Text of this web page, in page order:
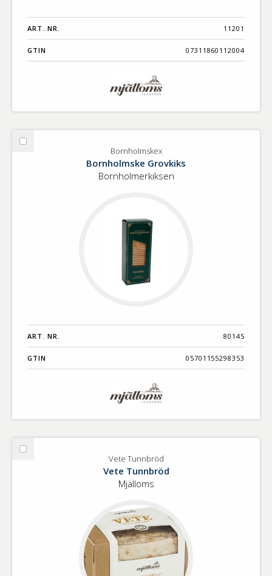
ART. NR. 11201
GTIN 07311860112004
Välj
Bornholmskex
Bornholmske Grovkiks
Bornholmerkiksen
ART. NR. 80145
GTIN 05701155298353
Välj
Vete Tunnbröd
Vete Tunnbröd
Mjälloms